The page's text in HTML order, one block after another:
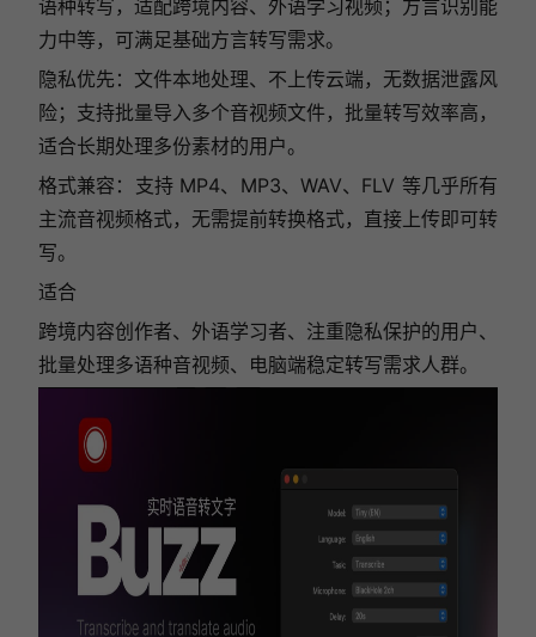
语种转写，适配跨境内容、外语学习视频；方言识别能
力中等，可满足基础方言转写需求。
隐私优先：文件本地处理、不上传云端，无数据泄露风
险；支持批量导入多个音视频文件，批量转写效率高，
适合长期处理多份素材的用户。
格式兼容：支持 MP4、MP3、WAV、FLV 等几乎所有
主流音视频格式，无需提前转换格式，直接上传即可转
写。
适合
跨境内容创作者、外语学习者、注重隐私保护的用户、
批量处理多语种音视频、电脑端稳定转写需求人群。